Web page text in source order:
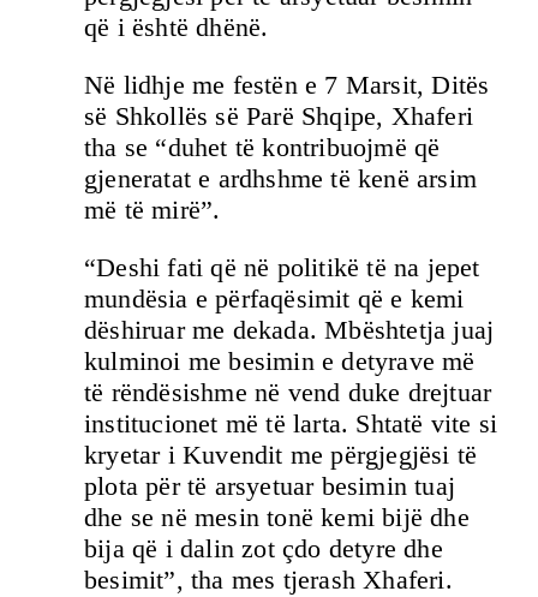
që i është dhënë.
Në lidhje me festën e 7 Marsit, Ditës
së Shkollës së Parë Shqipe, Xhaferi
tha se “duhet të kontribuojmë që
gjeneratat e ardhshme të kenë arsim
më të mirë”.
“Deshi fati që në politikë të na jepet
mundësia e përfaqësimit që e kemi
dëshiruar me dekada. Mbështetja juaj
kulminoi me besimin e detyrave më
të rëndësishme në vend duke drejtuar
institucionet më të larta. Shtatë vite si
kryetar i Kuvendit me përgjegjësi të
plota për të arsyetuar besimin tuaj
dhe se në mesin tonë kemi bijë dhe
bija që i dalin zot çdo detyre dhe
besimit”, tha mes tjerash Xhaferi.